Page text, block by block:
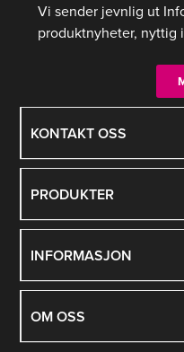
KONTAKT OSS
PRODUKTER
INFORMASJON
OM OSS
Vi sender jevnlig ut
produktnyheter, nyttig